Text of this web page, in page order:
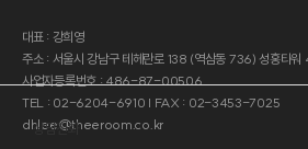
상담전화
대표 : 강희영
주소 : 서울시 강남구 테헤란로 138 (역삼동 736) 성홍타워
사업자등록번호 : 486-87-00506
TEL : 02-6204-6910 | FAX : 02-3453-7025
dhlee@theeroom.co.kr